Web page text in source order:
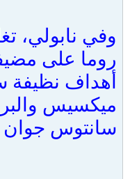
وفي نابولي،
روما على
أهداف نظيفة
ميكسيس
سانتوس جوان